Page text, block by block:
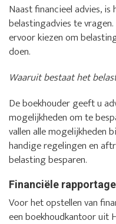
Naast financieel advies,
belastingadvies te
ervoor kiezen om
doen.
Waaruit bestaat het
De boekhouder geeft u
mogelijkheden om te
vallen alle mogelijkheden
handige regelingen en
belasting besparen.
Financiële
Voor het opstellen van
een boekhoudkantoor uit